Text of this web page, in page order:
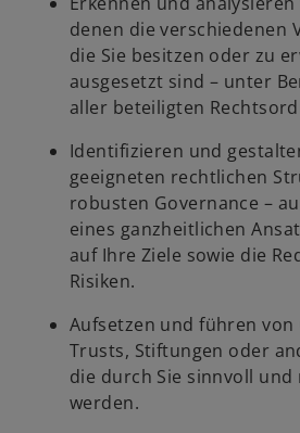
denen die verschiedenen
die Sie besitzen oder zu
ausgesetzt sind – unter
aller beteiligten
Identifizieren und
geeigneten rechtlichen
robusten Governance –
eines ganzheitlichen
auf Ihre Ziele sowie die
Risiken.
Aufsetzen und führen von
Trusts, Stiftungen oder
die durch Sie sinnvoll
werden.